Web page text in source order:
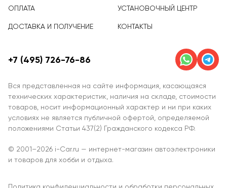
ОПЛАТА
ДОСТАВКА И ПОЛУЧЕНИЕ
УСТАНОВОЧНЫЙ ЦЕНТР
КОНТАКТЫ
Вся представленная на сайте информация, касающаяся
технических характеристик, наличия на складе, стоимости
товаров, носит информационный характер и ни при каких
условиях не является публичной офертой, определяемой
положениями Статьи 437(2) Гражданского кодекса РФ.
+7 (495) 726-76-86
© 2001–2026 i-Car.ru — интернет-магазин автоэлектроники
и товаров для хобби и отдыха.